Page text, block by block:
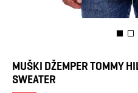
MUŠKI DŽEMPER TOMMY
SWEATER